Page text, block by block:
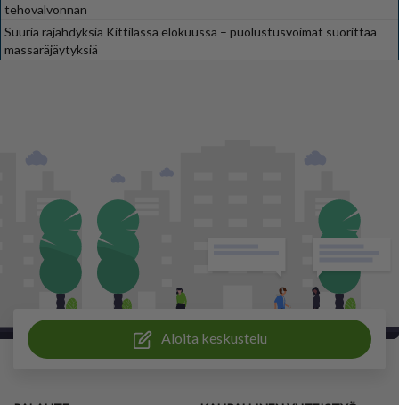
tehovalvonnan
Suuria räjähdyksiä Kittilässä elokuussa – puolustusvoimat suorittaa
massaräjäytyksiä
Aloita keskustelu